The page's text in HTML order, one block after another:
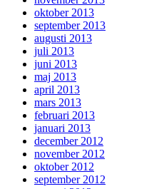
oktober 2013
september 2013
augusti 2013
juli 2013
juni 2013
maj 2013
april 2013
mars 2013
februari 2013
januari 2013
december 2012
november 2012
oktober 2012
september 2012